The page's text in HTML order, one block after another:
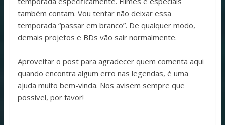
também contam. Vou tentar não deixar essa
temporada “passar em branco”. De qualquer modo,
demais projetos e BDs vão sair normalmente.
Aproveitar o post para agradecer quem comenta aqui
quando encontra algum erro nas legendas, é uma
ajuda muito bem-vinda. Nos avisem sempre que
possível, por favor!